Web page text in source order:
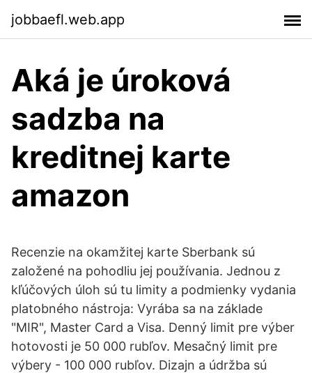
jobbaefl.web.app
Aká je úroková
sadzba na
kreditnej karte
amazon
Recenzie na okamžitej karte Sberbank sú
založené na pohodliu jej používania. Jednou z
kľúčových úloh sú tu limity a podmienky vydania
platobného nástroja: Vyrába sa na základe
"MIR", Master Card a Visa. Denný limit pre výber
hotovosti je 50 000 rubľov. Mesačný limit pre
výbery - 100 000 rubľov. Dizajn a údržba sú